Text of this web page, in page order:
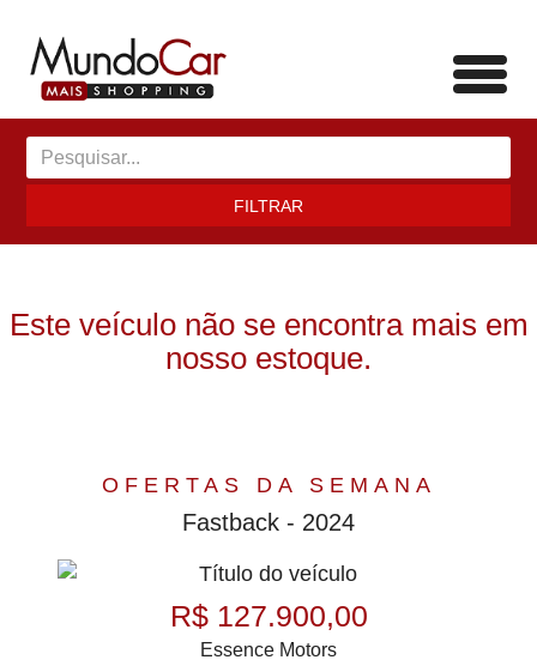
FILTRAR
Este veículo não se encontra mais em
nosso estoque.
OFERTAS DA SEMANA
Fastback - 2024
R$ 127.900,00
Essence Motors